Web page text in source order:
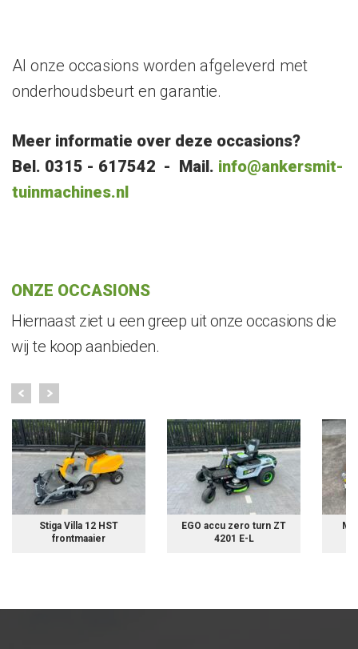
Al onze occasions worden afgeleverd met
onderhoudsbeurt en garantie.
Meer informatie over deze occasions?
Bel. 0315 - 617542 - Mail. info@ankersmit-
tuinmachines.nl
ONZE OCCASIONS
Hiernaast ziet u een greep uit onze occasions die
wij te koop aanbieden.
Stiga Villa 12 HST
frontmaaier
EGO accu zero turn ZT
4201 E-L